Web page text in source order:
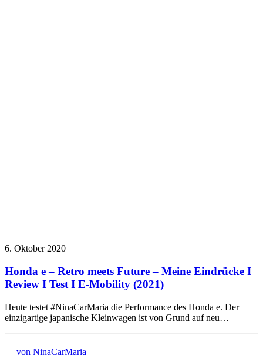
6. Oktober 2020
Honda e – Retro meets Future – Meine Eindrücke I
Review I Test I E-Mobility (2021)
Heute testet #NinaCarMaria die Performance des Honda e. Der
einzigartige japanische Kleinwagen ist von Grund auf neu…
von NinaCarMaria